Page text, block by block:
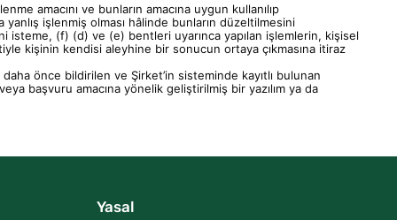
amacını ve bunların amacına uygun kullanılıp
işlenmiş olması hâlinde bunların düzeltilmesini
isteme, (f) (d) ve (e) bentleri uyarınca yapılan işlemlerin, kişisel
kişinin kendisi aleyhine bir sonucun ortaya çıkmasına itiraz
önce bildirilen ve Şirket’in sisteminde kayıtlı bulunan
başvuru amacına yönelik geliştirilmiş bir yazılım ya da
Yasal